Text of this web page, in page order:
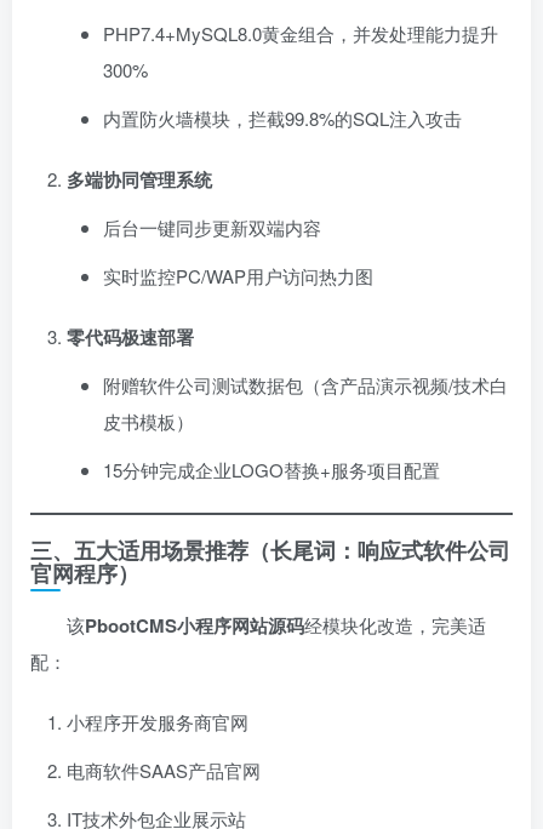
PHP7.4+MySQL8.0黄金组合，并发处理能力提升
300%
内置防火墙模块，拦截99.8%的SQL注入攻击
多端协同管理系统
后台一键同步更新双端内容
实时监控PC/WAP用户访问热力图
零代码极速部署
附赠软件公司测试数据包（含产品演示视频/技术白
皮书模板）
15分钟完成企业LOGO替换+服务项目配置
三、五大适用场景推荐（长尾词：响应式软件公司
官网程序）​
该PbootCMS小程序网站源码经模块化改造，完美适
配：
小程序开发服务商官网
电商软件SAAS产品官网
IT技术外包企业展示站